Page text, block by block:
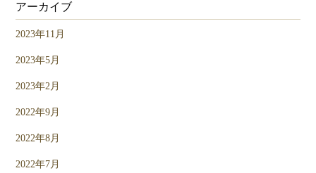
アーカイブ
2023年11月
2023年5月
2023年2月
2022年9月
2022年8月
2022年7月